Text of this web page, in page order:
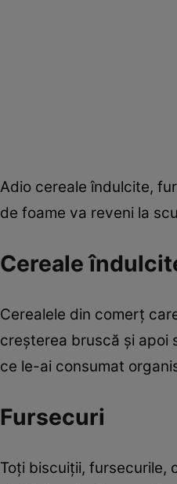
Adio cereale îndulcite,
de foame va reveni la
Cereale
Cerealele din comerț
creșterea bruscă și apoi
ce le-ai consumat
Fursecuri
Toți biscuiții, fursecurile,